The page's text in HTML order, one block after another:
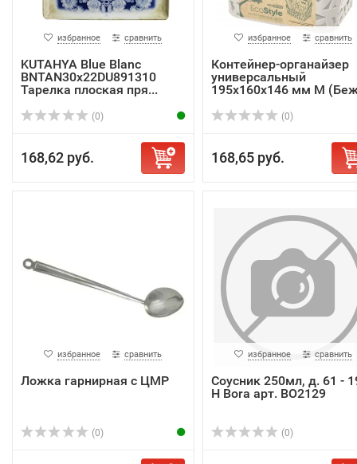
избранное сравнить
KUTAHYA Blue Blanc
BNTAN30x22DU891310
Тарелка плоская пря...
(0)
168,62 руб.
избранное сравнить
Контейнер-органайзер
универсальный
195х160х146 мм М
(0)
168,65 руб.
избранное сравнить
Ложка гарнирная с ЦМР
(0)
избранное сравнить
Соусник 250мл, д. 61 -
H Bora арт. BO2129
(0)